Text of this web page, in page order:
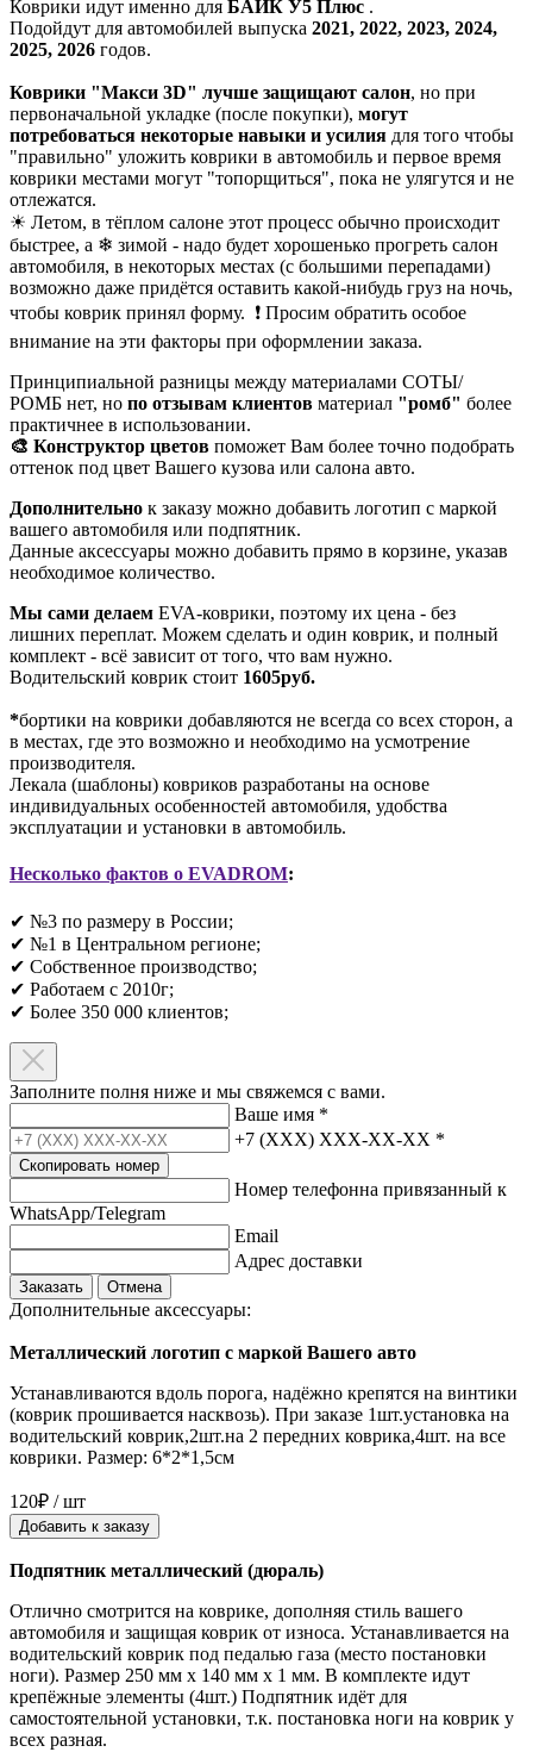
Коврики идут именно для БАИК У5 Плюс .
Подойдут для автомобилей выпуска 2021, 2022, 2023, 2024,
2025, 2026 годов.
Коврики "Макси 3D" лучше защищают салон, но при
первоначальной укладке (после покупки), могут
потребоваться некоторые навыки и усилия для того чтобы
"правильно" уложить коврики в автомобиль и первое время
коврики местами могут "топорщиться", пока не улягутся и не
отлежатся.
☀ Летом, в тёплом салоне этот процесс обычно происходит
быстрее, а ❄ зимой - надо будет хорошенько прогреть салон
автомобиля, в некоторых местах (с большими перепадами)
возможно даже придётся оставить какой-нибудь груз на ночь,
чтобы коврик принял форму. ❗ Просим обратить особое
внимание на эти факторы при оформлении заказа.
Принципиальной разницы между материалами СОТЫ/
РОМБ нет, но по отзывам клиентов материал "ромб" более
практичнее в использовании.
🎨 Конструктор цветов поможет Вам более точно подобрать
оттенок под цвет Вашего кузова или салона авто.
Дополнительно к заказу можно добавить логотип с маркой
вашего автомобиля или подпятник.
Данные аксессуары можно добавить прямо в корзине, указав
необходимое количество.
Мы сами делаем EVA-коврики, поэтому их цена - без
лишних переплат. Можем сделать и один коврик, и полный
комплект - всё зависит от того, что вам нужно.
Водительский коврик стоит 1605руб.
*бортики на коврики добавляются не всегда со всех сторон, а
в местах, где это возможно и необходимо на усмотрение
производителя.
Лекала (шаблоны) ковриков разработаны на основе
индивидуальных особенностей автомобиля, удобства
эксплуатации и установки в автомобиль.
Несколько фактов о EVADROM:
✔ №3 по размеру в России;
✔ №1 в Центральном регионе;
✔ Собственное производство;
✔ Работаем с 2010г;
✔ Более 350 000 клиентов;​
Заполните полня ниже и мы свяжемся с вами.
Ваше имя *
+7 (XXX) XXX-XX-XX *
Скопировать номер
Номер телефонна привязанный к
WhatsApp/Telegram
Email
Адрес доставки
Заказать Отмена
Дополнительные аксессуары:
Металлический логотип с маркой Вашего авто
Устанавливаются вдоль порога, надёжно крепятся на винтики
(коврик прошивается насквозь). При заказе 1шт.установка на
водительский коврик,2шт.на 2 передних коврика,4шт. на все
коврики. Размер: 6*2*1,5см
120₽ / шт
Добавить к заказу
Подпятник металлический (дюраль)
Отлично смотрится на коврике, дополняя стиль вашего
автомобиля и защищая коврик от износа. Устанавливается на
водительский коврик под педалью газа (место постановки
ноги). Размер 250 мм x 140 мм x 1 мм. В комплекте идут
крепёжные элементы (4шт.) Подпятник идёт для
самостоятельной установки, т.к. постановка ноги на коврик у
всех разная.